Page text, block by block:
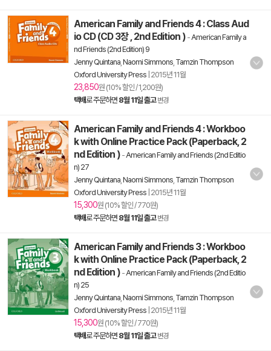
American Family and Friends 4 : Class Aud
io CD (CD 3장 , 2nd Edition ) -American Family a
nd Friends (2nd Edition) 9
Jenny Quintana Naomi Simmons Tamzin Thompson
Oxford University Press 2015년 11월
23,850원 (10% 할인 / 1,200원)
택배로 주문하면 8월 11일 출고 변경
American Family and Friends 4 : Workboo
k with Online Practice Pack (Paperback, 2
nd Edition ) -American Family and Friends (2nd Editio
n) 27
Jenny Quintana Naomi Simmons Tamzin Thompson
Oxford University Press 2015년 11월
15,300원 (10% 할인 / 770원)
택배로 주문하면 8월 11일 출고 변경
American Family and Friends 3 : Workboo
k with Online Practice Pack (Paperback, 2
nd Edition ) -American Family and Friends (2nd Editio
n) 25
Jenny Quintana Naomi Simmons Tamzin Thompson
Oxford University Press 2015년 11월
15,300원 (10% 할인 / 770원)
택배로 주문하면 8월 11일 출고 변경